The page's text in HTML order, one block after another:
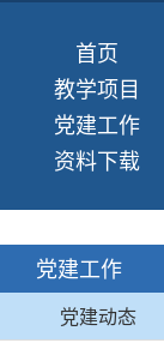
首页
教学项目
党建工作
资料下载
党建工作
党建动态